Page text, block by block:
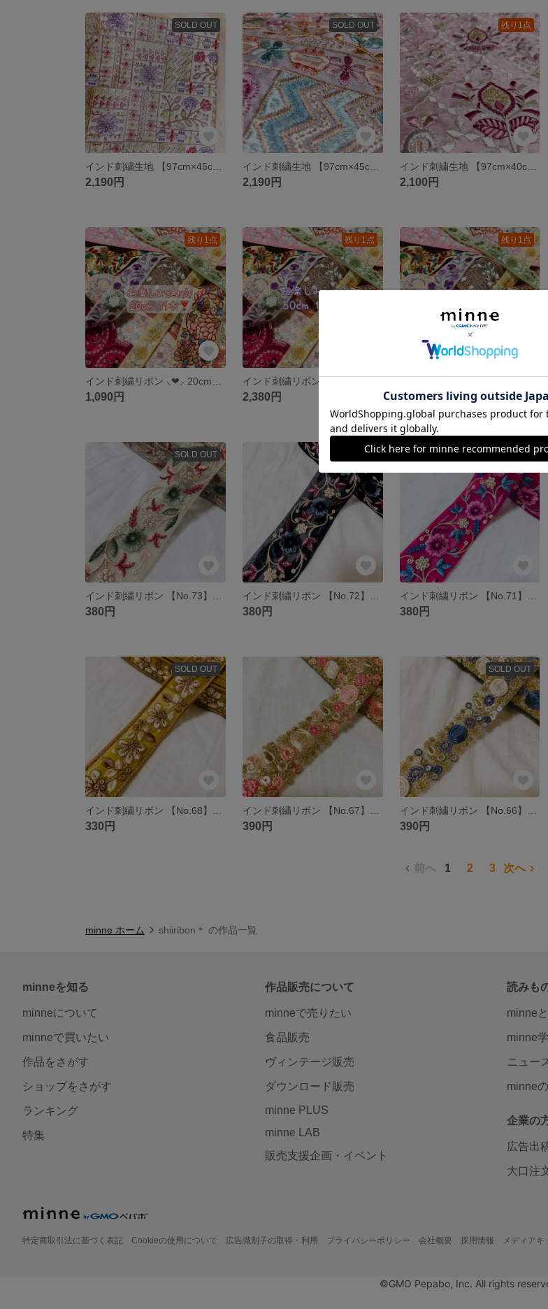
SOLD OUT
2,190円
SOLD OUT
インド刺繍生地 【97cm×45cm】 刺繍部分 パープル 花柄 ファブリック
2,190円
残り1点
インド刺繍生地 【97cm×40cm】 刺繍部分 ピンク 花柄 ファブリック
2,100円
残り1点
1,090円
残り1点
2,380円
残り1点
4,680円
SOLD OUT
380円
残り1点
380円
SOLD OUT
380円
SOLD OUT
330円 390円
SOLD OUT
390円
前へ 1 2 3 次へ
minne ホーム shiiribon＊ の作品一覧
minneを知る
minneについて
minneで買いたい
作品をさがす
ショップをさがす
ランキング
特集
作品販売について
minneで売りたい
食品販売
ヴィンテージ販売
ダウンロード販売
minne PLUS
minne LAB
販売支援企画・イベント
読みも
minne
minne
ニュー
minne
企業の
広告出
大口注
特定商取引法に基づく表記 Cookieの使用について 広告識別子の取得・利用 プライバシーポリシー 会社概要 採用情報 メディアキ
©GMO Pepabo, Inc. All rights